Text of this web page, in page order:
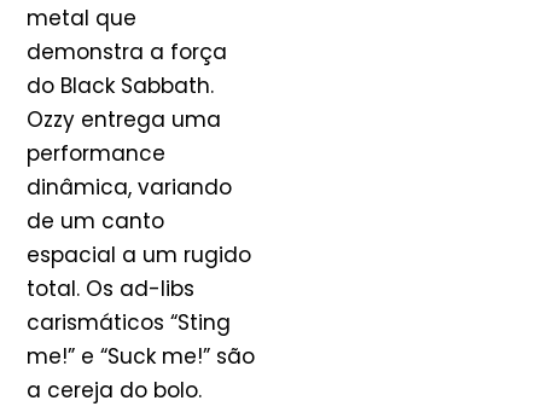
metal que
demonstra a força
do Black Sabbath.
Ozzy entrega uma
performance
dinâmica, variando
de um canto
espacial a um rugido
total. Os ad-libs
carismáticos “Sting
me!” e “Suck me!” são
a cereja do bolo.